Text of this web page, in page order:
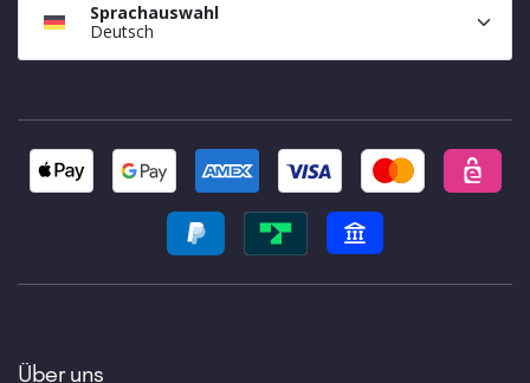
Sprachauswahl
Deutsch
Über uns